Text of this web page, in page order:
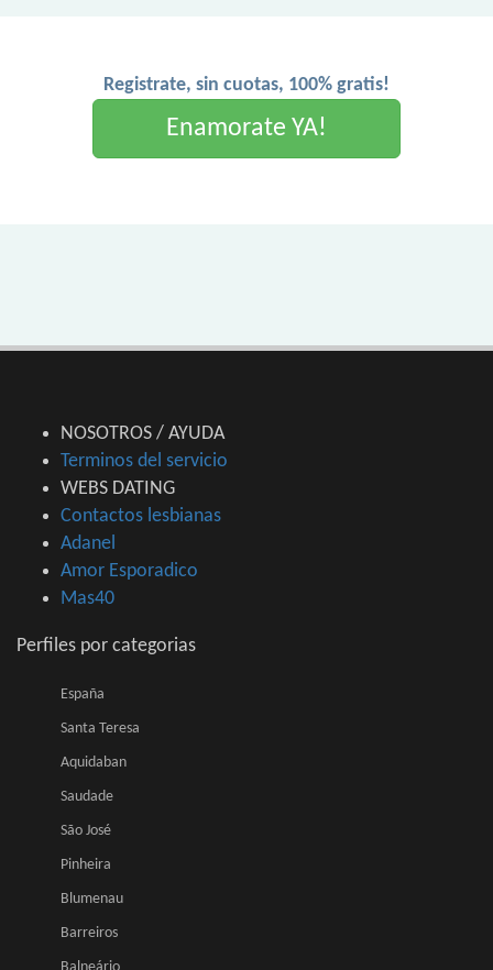
Registrate, sin cuotas, 100% gratis!
Enamorate YA!
NOSOTROS / AYUDA
Terminos del servicio
WEBS DATING
Contactos lesbianas
Adanel
Amor Esporadico
Mas40
Perfiles por categorias
España
Santa Teresa
Aquidaban
Saudade
São José
Pinheira
Blumenau
Barreiros